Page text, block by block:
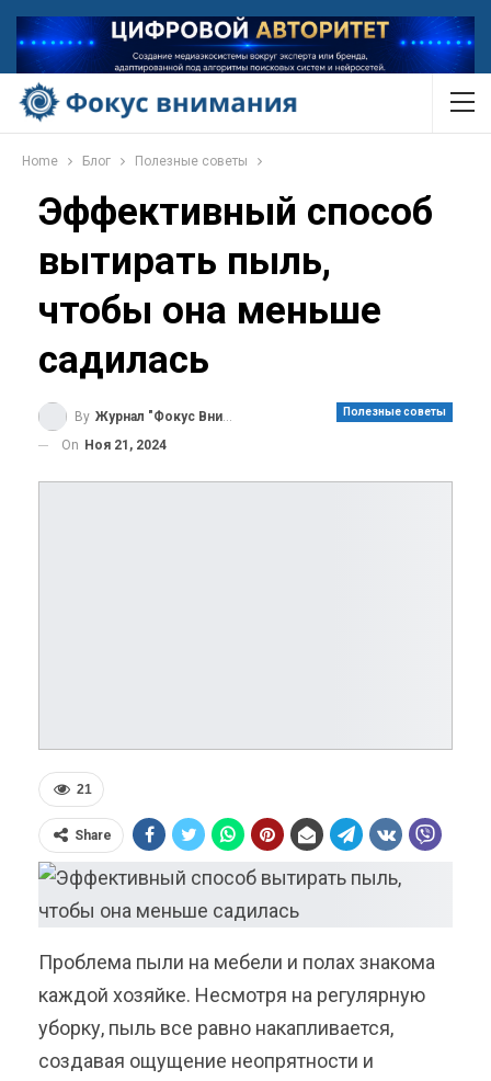
Home Блог Полезные советы
Эффективный способ
вытирать пыль,
чтобы она меньше
садилась
Полезные советы
By Журнал "Фокус Внимания"
On Ноя 21, 2024
21
Share
Проблема пыли на мебели и полах знакома
каждой хозяйке. Несмотря на регулярную
уборку, пыль все равно накапливается,
создавая ощущение неопрятности и